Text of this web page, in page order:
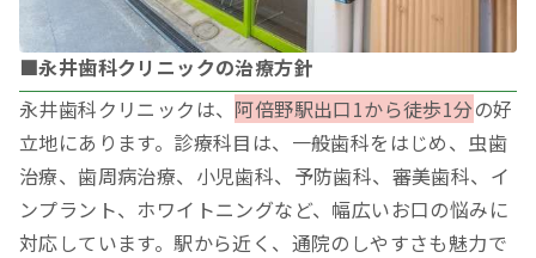
■永井歯科クリニックの治療方針
永井歯科クリニックは、 阿倍野駅出口1から徒歩1分の好
立地にあります。診療科目は、一般歯科をはじめ、虫歯
治療、歯周病治療、小児歯科、予防歯科、審美歯科、イ
ンプラント、ホワイトニングなど、幅広いお口の悩みに
対応しています。駅から近く、通院のしやすさも魅力で